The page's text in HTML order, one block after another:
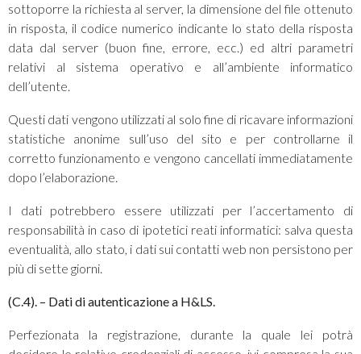
sottoporre la richiesta al server, la dimensione del file ottenuto
in risposta, il codice numerico indicante lo stato della risposta
data dal server (buon fine, errore, ecc.) ed altri parametri
relativi al sistema operativo e all’ambiente informatico
dell’utente.
Questi dati vengono utilizzati al solo fine di ricavare informazioni
statistiche anonime sull’uso del sito e per controllarne il
corretto funzionamento e vengono cancellati immediatamente
dopo l’elaborazione.
I dati potrebbero essere utilizzati per l’accertamento di
responsabilità in caso di ipotetici reati informatici: salva questa
eventualità, allo stato, i dati sui contatti web non persistono per
più di sette giorni.
(C.4). – Dati di autenticazione a H&LS.
Perfezionata la registrazione, durante la quale lei potrà